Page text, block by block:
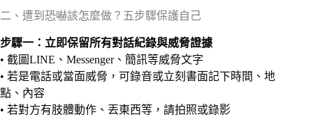
二、遭到恐嚇該怎麼做？五步驟保護自己
步驟一：立即保留所有對話紀錄與威脅證據
• 截圖LINE、Messenger、簡訊等威脅文字
• 若是電話或當面威脅，可錄音或立刻書面記下時間、地
點、內容
• 若對方有肢體動作、丟東西等，請拍照或錄影